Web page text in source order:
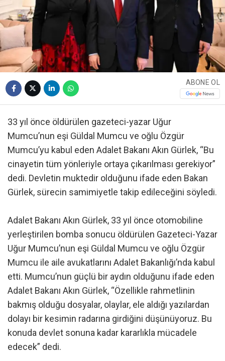
ABONE OL
33 yıl önce öldürülen gazeteci-yazar Uğur
Mumcu’nun eşi Güldal Mumcu ve oğlu Özgür
Mumcu’yu kabul eden Adalet Bakanı Akın Gürlek, “Bu
cinayetin tüm yönleriyle ortaya çıkarılması gerekiyor”
dedi. Devletin muktedir olduğunu ifade eden Bakan
Gürlek, sürecin samimiyetle takip edileceğini söyledi.
Adalet Bakanı Akın Gürlek, 33 yıl önce otomobiline
yerleştirilen bomba sonucu öldürülen Gazeteci-Yazar
Uğur Mumcu’nun eşi Güldal Mumcu ve oğlu Özgür
Mumcu ile aile avukatlarını Adalet Bakanlığı’nda kabul
etti. Mumcu’nun güçlü bir aydın olduğunu ifade eden
Adalet Bakanı Akın Gürlek, “Özellikle rahmetlinin
bakmış olduğu dosyalar, olaylar, ele aldığı yazılardan
dolayı bir kesimin radarına girdiğini düşünüyoruz. Bu
konuda devlet sonuna kadar kararlıkla mücadele
edecek” dedi.